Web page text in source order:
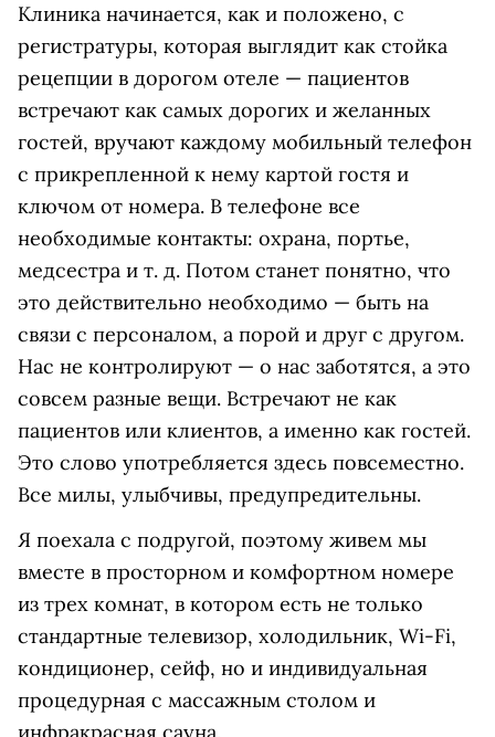
Клиника начинается, как и положено, с
регистратуры, которая выглядит как стойка
рецепции в дорогом отеле — пациентов
встречают как самых дорогих и желанных
гостей, вручают каждому мобильный телефон
с прикрепленной к нему картой гостя и
ключом от номера. В телефоне все
необходимые контакты: охрана, портье,
медсестра и т. д. Потом станет понятно, что
это действительно необходимо — быть на
связи с персоналом, а порой и друг с другом.
Нас не контролируют — о нас заботятся, а это
совсем разные вещи. Встречают не как
пациентов или клиентов, а именно как гостей.
Это слово употребляется здесь повсеместно.
Все милы, улыбчивы, предупредительны.
Я поехала с подругой, поэтому живем мы
вместе в просторном и комфортном номере
из трех комнат, в котором есть не только
стандартные телевизор, холодильник, Wi-Fi,
кондиционер, сейф, но и индивидуальная
процедурная с массажным столом и